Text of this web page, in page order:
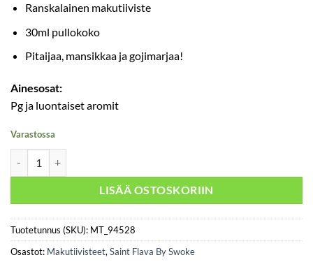
Ranskalainen makutiiviste
30ml pullokoko
Pitaijaa, mansikkaa ja gojimarjaa!
Ainesosat:
Pg ja luontaiset aromit
Varastossa
LISÄÄ OSTOSKORIIN
Tuotetunnus (SKU): MT_94528
Osastot: Makutiivisteet, Saint Flava By Swoke